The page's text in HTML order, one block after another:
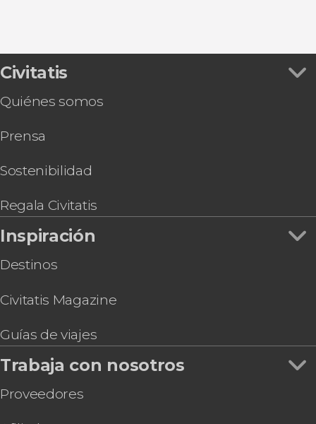
Civitatis
Quiénes somos
Prensa
Sostenibilidad
Regala Civitatis
Inspiración
Destinos
Civitatis Magazine
Guías de viajes
Trabaja con nosotros
Proveedores